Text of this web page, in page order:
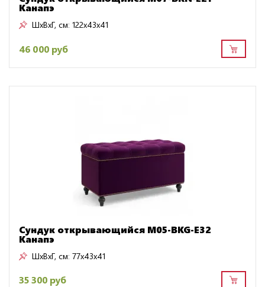
Канапэ
ШxВxГ, см: 122x43x41
46 000 руб
Сундук открывающийся M05-BKG-E32
Канапэ
ШxВxГ, см: 77x43x41
35 300 руб